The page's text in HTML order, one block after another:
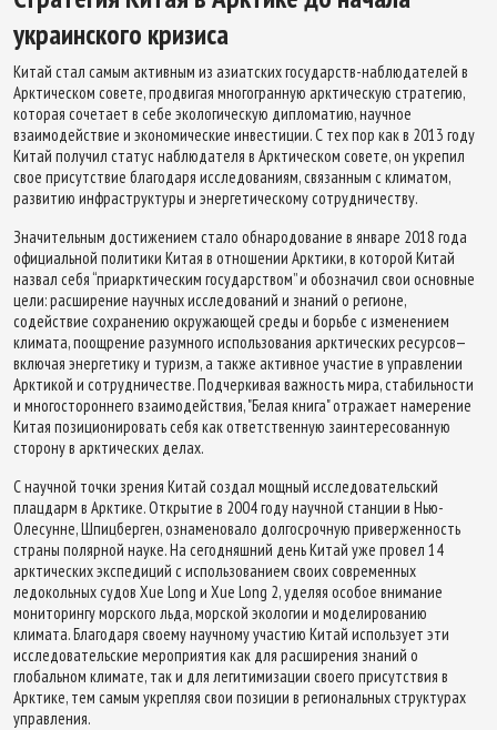
украинского кризиса
Китай стал самым активным из азиатских государств-наблюдателей в
Арктическом совете, продвигая многогранную арктическую стратегию,
которая сочетает в себе экологическую дипломатию, научное
взаимодействие и экономические инвестиции. С тех пор как в 2013 году
Китай получил статус наблюдателя в Арктическом совете, он укрепил
свое присутствие благодаря исследованиям, связанным с климатом,
развитию инфраструктуры и энергетическому сотрудничеству.
Значительным достижением стало обнародование в январе 2018 года
официальной политики Китая в отношении Арктики, в которой Китай
назвал себя “приарктическим государством” и обозначил свои основные
цели: расширение научных исследований и знаний о регионе,
содействие сохранению окружающей среды и борьбе с изменением
климата, поощрение разумного использования арктических ресурсов—
включая энергетику и туризм, а также активное участие в управлении
Арктикой и сотрудничестве. Подчеркивая важность мира, стабильности
и многостороннего взаимодействия, "Белая книга" отражает намерение
Китая позиционировать себя как ответственную заинтересованную
сторону в арктических делах.
С научной точки зрения Китай создал мощный исследовательский
плацдарм в Арктике. Открытие в 2004 году научной станции в Нью-
Олесунне, Шпицберген, ознаменовало долгосрочную приверженность
страны полярной науке. На сегодняшний день Китай уже провел 14
арктических экспедиций с использованием своих современных
ледокольных судов Xue Long и Xue Long 2, уделяя особое внимание
мониторингу морского льда, морской экологии и моделированию
климата. Благодаря своему научному участию Китай использует эти
исследовательские мероприятия как для расширения знаний о
глобальном климате, так и для легитимизации своего присутствия в
Арктике, тем самым укрепляя свои позиции в региональных структурах
управления.